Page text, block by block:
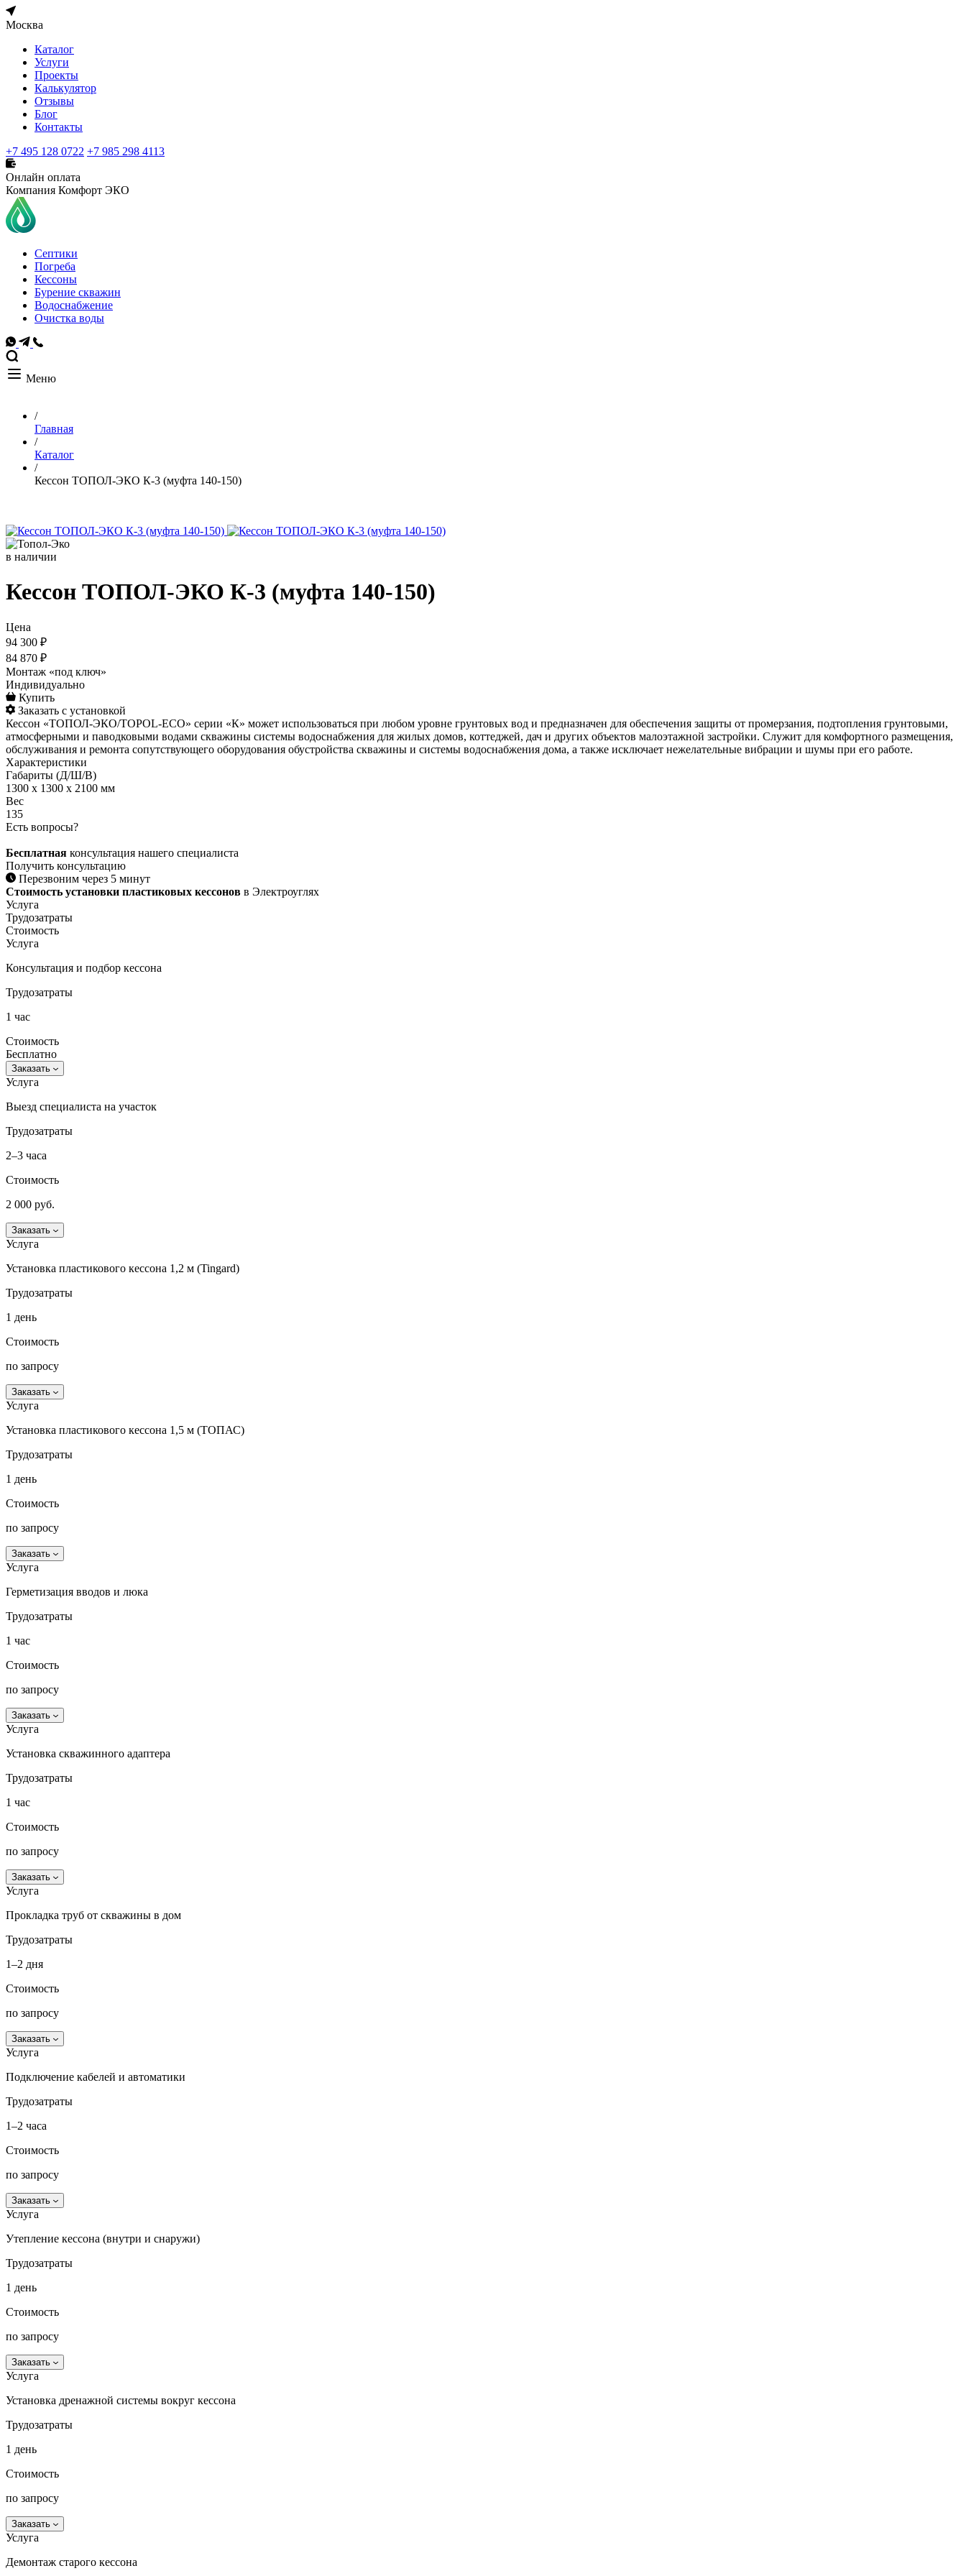
Москва
Каталог
Услуги
Проекты
Калькулятор
Отзывы
Блог
Контакты
+7 495 128 0722 +7 985 298 4113
Онлайн оплата
Компания Комфорт ЭКО
Септики
Погреба
Кессоны
Бурение скважин
Водоснабжение
Очистка воды
Меню
/
Главная
/
Каталог
/
Кессон ТОПОЛ-ЭКО К-3 (муфта 140-150)
в наличии
Кессон ТОПОЛ-ЭКО К-3 (муфта 140-150)
Цена
94 300 ₽
84 870 ₽
Монтаж «под ключ»
Индивидуально
Купить
Заказать с установкой
Кессон «ТОПОЛ-ЭКО/TOPOL-ECO» серии «К» может использоваться при любом уровне грунтовых вод и предназначен для обеспечения защиты от промерзания, подтопления грунтовыми,
атмосферными и паводковыми водами скважины системы водоснабжения для жилых домов, коттеджей, дач и других объектов малоэтажной застройки. Служит для комфортного размещения,
обслуживания и ремонта сопутствующего оборудования обустройства скважины и системы водоснабжения дома, а также исключает нежелательные вибрации и шумы при его работе.
Характеристики
Габариты (Д/Ш/В)
1300 x 1300 x 2100 мм
Вес
135
Есть вопросы?
Бесплатная консультация нашего специалиста
Получить консультацию
Перезвоним через 5 минут
Стоимость установки пластиковых кессонов в Электроуглях
Услуга
Трудозатраты
Стоимость
Услуга
Консультация и подбор кессона
Трудозатраты
1 час
Стоимость
Бесплатно
Заказать
Услуга
Выезд специалиста на участок
Трудозатраты
2–3 часа
Стоимость
2 000 руб.
Заказать
Услуга
Установка пластикового кессона 1,2 м (Tingard)
Трудозатраты
1 день
Стоимость
по запросу
Заказать
Услуга
Установка пластикового кессона 1,5 м (ТОПАС)
Трудозатраты
1 день
Стоимость
по запросу
Заказать
Услуга
Герметизация вводов и люка
Трудозатраты
1 час
Стоимость
по запросу
Заказать
Услуга
Установка скважинного адаптера
Трудозатраты
1 час
Стоимость
по запросу
Заказать
Услуга
Прокладка труб от скважины в дом
Трудозатраты
1–2 дня
Стоимость
по запросу
Заказать
Услуга
Подключение кабелей и автоматики
Трудозатраты
1–2 часа
Стоимость
по запросу
Заказать
Услуга
Утепление кессона (внутри и снаружи)
Трудозатраты
1 день
Стоимость
по запросу
Заказать
Услуга
Установка дренажной системы вокруг кессона
Трудозатраты
1 день
Стоимость
по запросу
Заказать
Услуга
Демонтаж старого кессона